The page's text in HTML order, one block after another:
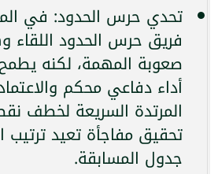
تحدي حرس الحدود: في
فريق حرس الحدود اللقاء
صعوبة المهمة، لكنه
أداء دفاعي محكم
المرتدة السريعة لخطف
تحقيق مفاجأة تعيد ترتيب
جدول المسابقة.